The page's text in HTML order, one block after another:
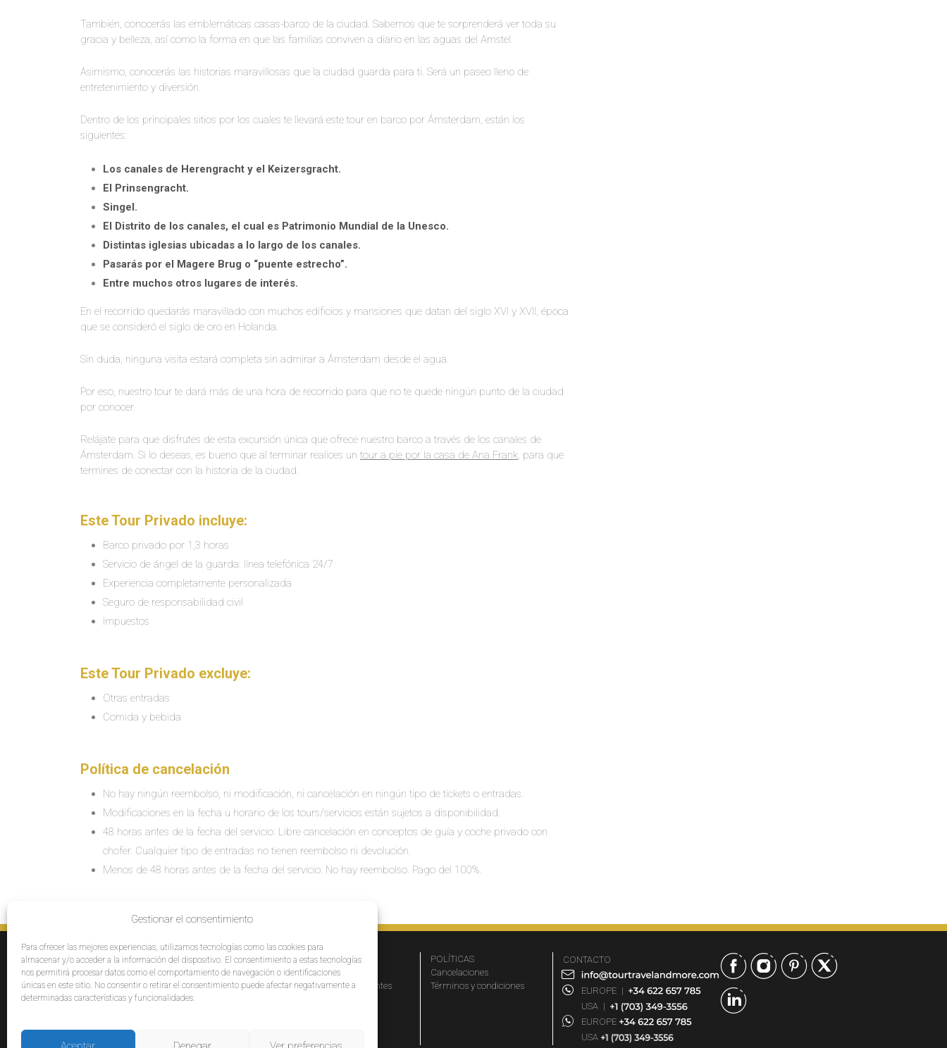
Gestionar el consentimiento
Para ofrecer las mejores experiencias, utilizamos tecnologías como las cookies para
almacenar y/o acceder a la información del dispositivo. El consentimiento a estas tecnologías
nos permitirá procesar datos como el comportamiento de navegación o identificaciones
únicas en este sitio. No consentir o retirar el consentimiento puede afectar negativamente a
determinadas características y funcionalidades.
También, conocerás las emblemáticas casas-barco de la ciudad. Sabemos que te sorprenderá ver toda su
gracia y belleza, así como la forma en que las familias conviven a diario en las aguas del Amstel.
Asimismo, conocerás las historias maravillosas que la ciudad guarda para ti. Será un paseo lleno de
entretenimiento y diversión.
Dentro de los principales sitios por los cuales te llevará este tour en barco por Ámsterdam, están los
siguientes:
Los canales de Herengracht y el Keizersgracht.
El Prinsengracht.
Singel.
El Distrito de los canales, el cual es Patrimonio Mundial de la Unesco.
Distintas iglesias ubicadas a lo largo de los canales.
Pasarás por el Magere Brug o “puente estrecho”.
Entre muchos otros lugares de interés.
En el recorrido quedarás maravillado con muchos edificios y mansiones que datan del siglo XVI y XVII, época
que se consideró el siglo de oro en Holanda.
Sin duda, ninguna visita estará completa sin admirar a Ámsterdam desde el agua.
Por eso, nuestro tour te dará más de una hora de recorrido para que no te quede ningún punto de la ciudad
por conocer.
Relájate para que disfrutes de esta excursión única que ofrece nuestro barco a través de los canales de
Ámsterdam. Si lo deseas, es bueno que al terminar realices un tour a pie por la casa de Ana Frank, para que
termines de conectar con la historia de la ciudad.
Este Tour Privado incluye:
Barco privado por 1,3 horas
Servicio de ángel de la guarda: línea telefónica 24/7
Experiencia completamente personalizada
Seguro de responsabilidad civil
Impuestos
Este Tour Privado excluye:
Otras entradas
Comida y bebida
Política de cancelación
No hay ningún reembolso, ni modificación, ni cancelación en ningún tipo de tickets o entradas.
Modificaciones en la fecha u horario de los tours/servicios están sujetos a disponibilidad.
48 horas antes de la fecha del servicio: Libre cancelación en conceptos de guía y coche privado con
chofer. Cualquier tipo de entradas no tienen reembolso ni devolución.
Menos de 48 horas antes de la fecha del servicio: No hay reembolso. Pago del 100%.
SERVICIOS
Destinos
Cruceros
EMPRESA
Por qué elegirnos
Preguntas frecuentes
POLÍTICAS
Cancelaciones
Términos y condiciones
CONTACTO
EUROPE |
USA |
EUROPE
USA